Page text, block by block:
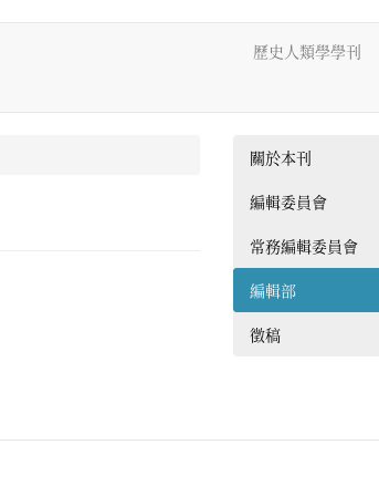
歷史人類學學刊
關於本刊
編輯委員會
常務編輯委員會
編輯部
徵稿